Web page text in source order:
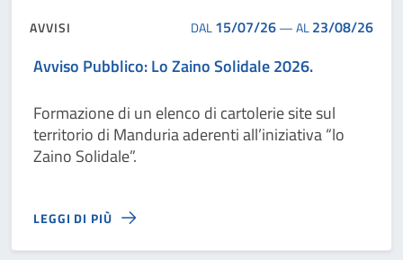
AVVISI DAL15/07/26—AL23/08/26
Avviso Pubblico: Lo Zaino Solidale 2026.
Formazione di un elenco di cartolerie site sul
territorio di Manduria aderenti all’iniziativa “lo
Zaino Solidale”.
LEGGI DI PIÙ